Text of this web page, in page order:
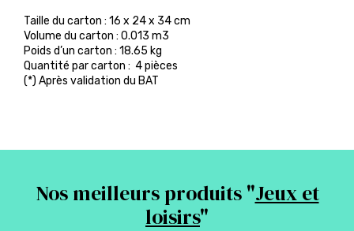
Taille du carton : 16 x 24 x 34 cm
Volume du carton : 0.013 m3
Poids d’un carton : 18.65 kg
Quantité par carton : 4 pièces
(*) Après validation du BAT
Nos meilleurs produits "Jeux et
loisirs"